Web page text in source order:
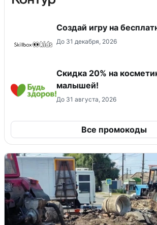
Создай игру на
До 31 декабря, 2026
Скидка 20% на
малышей!
До 31 августа, 2026
Все промокоды